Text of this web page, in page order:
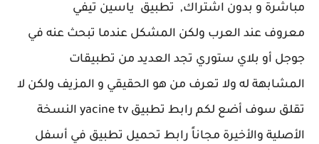
مباشرة و بدون اشتراك, تطبيق ياسين تيفي
معروف عند العرب ولكن المشكل عندما تبحث عنه في
جوجل أو بلاي ستوري تجد العديد من تطبيقات
المشابهة له ولا تعرف من هو الحقيقي و المزيف ولكن لا
تقلق سوف أضع لكم رابط تطبيق yacine tv النسخة
الأصلية والأخيرة مجاناً رابط تحميل تطبيق في أسفل